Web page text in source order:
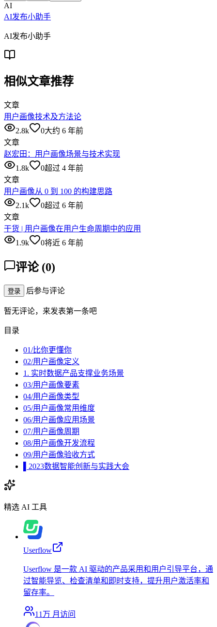
AI
AI发布小助手
AI发布小助手
相似文章推荐
文章
用户画像技术及方法论
2.8k
0大约 6 年前
文章
赵宏田：用户画像场景与技术实现
1.8k
0超过 4 年前
文章
用户画像从 0 到 100 的构建思路
2.1k
0超过 6 年前
文章
干货 | 用户画像在用户生命周期中的应用
1.9k
0将近 6 年前
评论 (0)
登录 后参与评论
暂无评论，来发表第一条吧
目录
01/比你更懂你
02/用户画像定义
1. 实时数据产品支撑业务场景
03/用户画像要素
04/用户画像类型
05/用户画像常用维度
06/用户画像应用场景
07/用户画像周期
08/用户画像开发流程
09/用户画像验收方式
▌2023数据智能创新与实践大会
精选 AI 工具
Userflow
Userflow 是一款 AI 驱动的产品采用和用户引导平台，通
过智能导览、检查清单和即时支持，提升用户激活率和
留存率。
11万 月访问